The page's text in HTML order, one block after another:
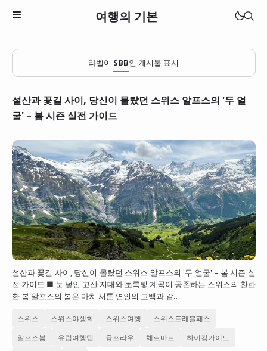
여행의 기본
일본
베트남
태국
대만
프랑스
이탈리아
라벨이 SBB인 게시물 표시
설산과 꽃길 사이, 당신이 몰랐던 스위스 알프스의 '두 얼
굴' – 봄 시즌 실전 가이드
설산과 꽃길 사이, 당신이 몰랐던 스위스 알프스의 '두 얼굴' – 봄 시즌 실
전 가이드 ■ 눈 덮인 고산 지대와 초록빛 계곡이 공존하는 스위스의 찬란
한 봄 알프스의 봄은 마치 서툰 연인의 고백과 같…
스위스 스위스야생화 스위스여행 스위스트래블패스
알프스봄 유럽여행팁 융프라우 체르마트 하이킹가이드